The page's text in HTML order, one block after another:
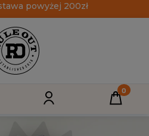
powyżej 200zł